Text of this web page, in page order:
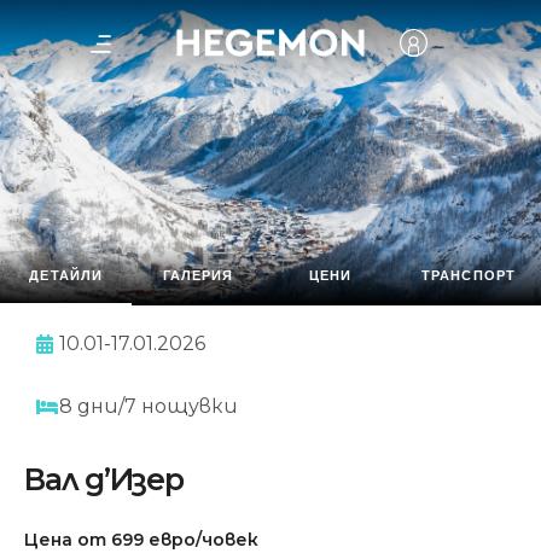
ДЕТАЙЛИ ГАЛЕРИЯ ЦЕНИ ТРАНСПОРТ
10.01-17.01.2026
8 дни/7 нощувки
Вал д’Изер
Цена от 699 евро/човек